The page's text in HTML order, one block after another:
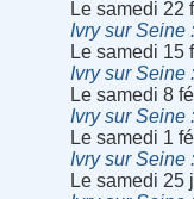
Le samedi 22
Ivry sur Seine
Le samedi 15
Ivry sur Seine
Le samedi 8
Ivry sur Seine
Le samedi 1
Ivry sur Seine
Le samedi 25